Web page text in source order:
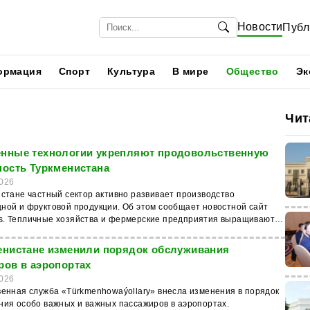
Новости
Спорт Культура В мире Общество
технологии укрепляют продовольственную
Туркменистана
частный сектор активно развивает производство
и фруктовой продукции. Об этом сообщает новостной сайт
Тепличные хозяйства и фермерские предприятия выращивают
рынка свежей продукцией. Важным фактором
поставок стало развитие современной сети холодильных
автоматизированными системами и международным
хранилища позволяют сохранять качество продукции
время и поддерживают государственные задачи по развитию
импортозамещению и расширению экспорта.
изменили порядок обслуживания
в аэропортах
служба «Türkmenhowaýollary» внесла изменения в порядок
особо важных и важных пассажиров в аэропортах.